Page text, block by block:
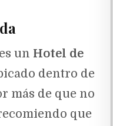
un Hotel de
dentro de
más de que no
que